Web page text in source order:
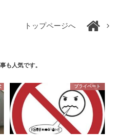
トップページへ
も人気です。
プライベート